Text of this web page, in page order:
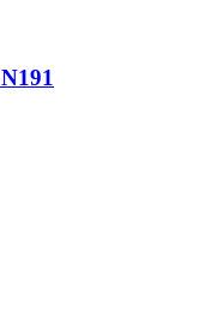
نیم ست جواهری نقره مدل جغد کد N191